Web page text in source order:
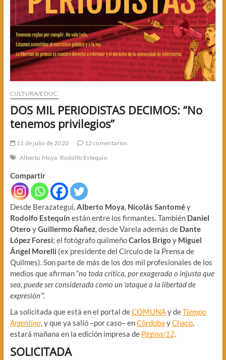
CULTURA/EDUC.
DOS MIL PERIODISTAS DECIMOS: “No
tenemos privilegios”
11 de julio de 2020
12 comentarios
Alberto Moya Rodolfo Estequin
Compartir
Desde Berazategui,Alberto Moya, Nicolás Santoméy
Rodolfo Estequín están entre los firmantes. También Daniel
Otero yGuillermo Ñañez, desde Varela además de Dante
López Foresi; el fotógrafo quilmeñoCarlos Brigo y Miguel
Ángel Morelli (ex presidente del Círculo de la Prensa de
Quilmes). Son parte de más de los dos mil profesionales de los
medios que afirman “no toda crítica, por exagerada o injusta que
sea, puede ser considerada como un ‘ataque a la libertad de
expresión’”.
La solicitada que está en el portal deCOMUNAy de Tiempo
Argentino, y que ya salió –por caso– enCórdoba yChaco,
estará mañana en la edición impresa de Página/12.
SOLICITADA